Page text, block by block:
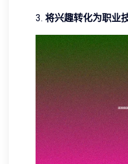
3. 将兴趣转化为职业